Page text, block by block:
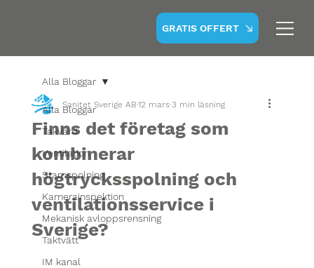
GRATIS OFFERT
Alla Bloggar
Takvård
Ventilation
Stamspolning
Kamerainspektion
Mekanisk avloppsrensning
Taktvätt
IM kanal
Alla Bloggar
Finns det företag som
kombinerar
högtrycksspolning och
ventilationsservice i
Sverige?
Sanitet Sverige AB12 mars 3 min läsning